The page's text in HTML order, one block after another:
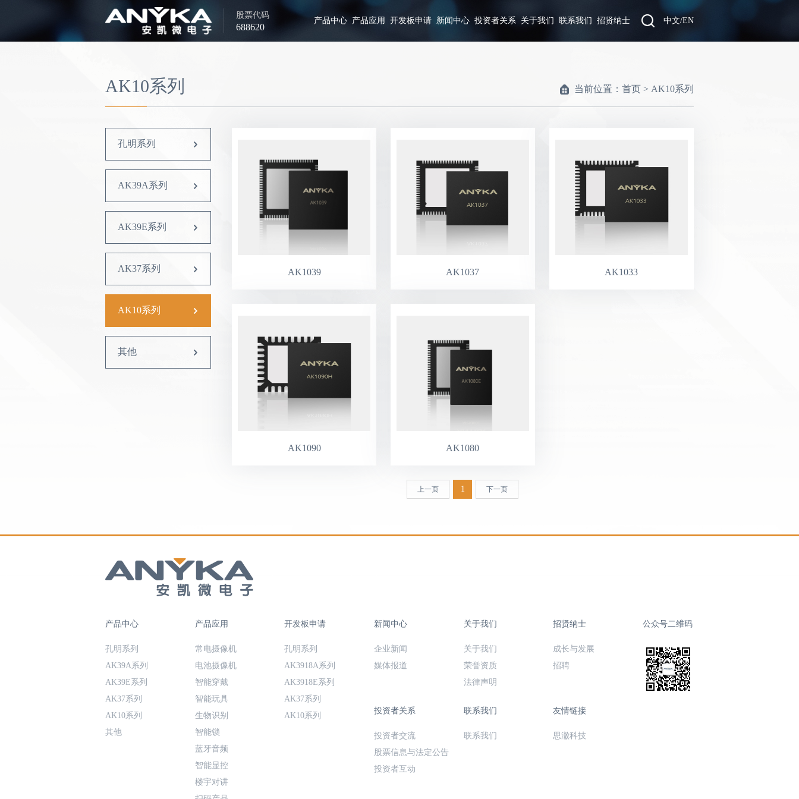
中文/EN
产品中心 产品应用 开发板申请 新闻中心 投资者关系 关于我们 联系我们 招贤纳士
股票代码
688620
当前位置： 首页 > AK10系列
AK10系列
孔明系列
AK39A系列
AK39E系列
AK37系列
AK10系列
其他
AK1039 AK1037 AK1033
AK1090 AK1080
上一页 1 下一页
产品中心
孔明系列
AK39A系列
AK39E系列
AK37系列
AK10系列
其他
产品应用
常电摄像机
电池摄像机
智能穿戴
智能玩具
生物识别
智能锁
蓝牙音频
智能显控
楼宇对讲
开发板申请
孔明系列
AK3918A系列
AK3918E系列
AK37系列
AK10系列
新闻中心
企业新闻
媒体报道
关于我们
关于我们
荣誉资质
法律声明
招贤纳士
成长与发展
招聘
投资者关系
投资者交流
股票信息与法定公告
投资者互动
联系我们
联系我们
友情链接
思澈科技
公众号二维码